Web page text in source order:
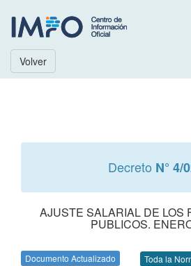
Volver
Decreto N° 4/
AJUSTE SALARIAL DE LOS
PUBLICOS.
Documento Actualizado Toda la